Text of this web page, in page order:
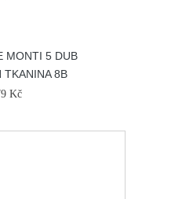
MONTI 5 DUB
TKANINA 8B
Kč